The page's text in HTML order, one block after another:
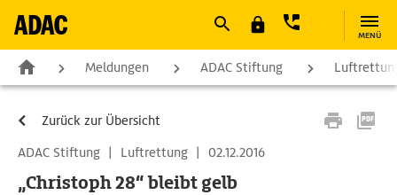
MENÜ
Meldungen ADAC Stiftung
Zurück zur Übersicht
ADAC Stiftung | Luftrettung | 02.12.2016
„Christoph 28“ bleibt gelb